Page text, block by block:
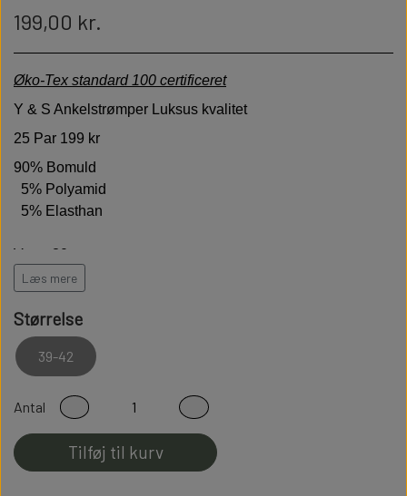
199,00 kr.
Øko-Tex standard 100 certificeret
Y & S Ankelstrømper Luksus kvalitet
25 Par 199 kr
90% Bomuld
5% Polyamid
5% Elasthan
Vægt 30 gram pr par
Modstandsdygtige over for slid
Sidder perfekt på foden
Fladsømmet for ekstra god komfort
100% Fnullerfri
Læs mere
Størrelse
39-42
Antal
Tilføj til kurv